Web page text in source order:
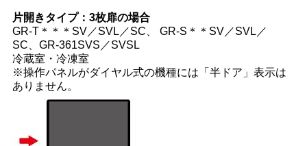
片開きタイプ：3枚扉の場合
GR-T＊＊＊SV／SVL／SC、
GR-S＊＊SV／SVL／
SC、GR-361SVS／SVSL
冷蔵室・冷凍室
※操作パネルがダイヤル式の機種には「半ドア」表示は
ありません。